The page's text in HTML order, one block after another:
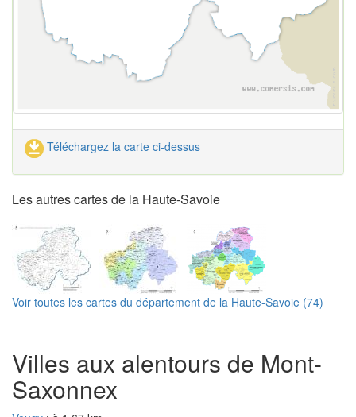
Téléchargez la carte ci-dessus
Les autres cartes de la Haute-Savoie
Voir toutes les cartes du département de la Haute-Savoie (74)
Villes aux alentours de Mont-
Saxonnex